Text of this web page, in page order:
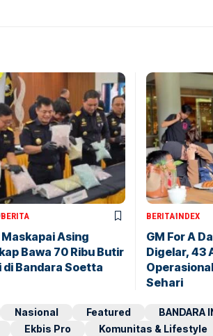
BERITA
Asing
Bawa 70 Ribu Butir
di Bandara Soetta
BERITAINDEX
GM For A
Digelar, 43
Sehari
Nasional Featured
BANDARA
Ekbis Pro Komunitas & Lifestyle